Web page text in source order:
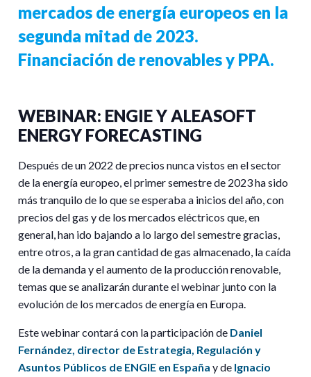
mercados de energía europeos en la
segunda mitad de 2023.
Financiación de renovables y PPA.
WEBINAR: ENGIE YALEASOFT
ENERGY FORECASTING
Después de un 2022 de precios nunca vistos en el sector
de la energía europeo, el primer semestre de 2023 ha sido
más tranquilo de lo que se esperaba a inicios del año, con
precios del gas y de los mercados eléctricos que, en
general, han ido bajando a lo largo del semestre gracias,
entre otros, a la gran cantidad de gas almacenado, la caída
de la demanda y el aumento de la producción renovable,
temas que se analizarán durante el webinar junto con la
evolución de los mercados de energía en Europa.
Este webinar contará con la participación de Daniel
Fernández, director de Estrategia, Regulación y
Asuntos Públicos de ENGIE en España y de Ignacio